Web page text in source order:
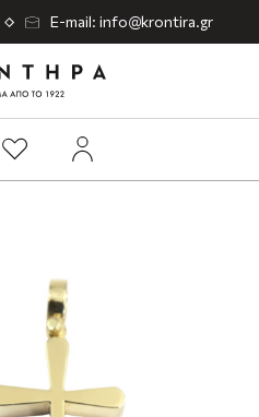
E-mail: info@krontira.gr